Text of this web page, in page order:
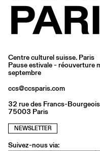
Centre culturel suisse. Paris
Pause estivale - réouverture
septembre
ccs@ccsparis.com
32 rue des Francs-Bourgeois
75003 Paris
NEWSLETTER
Suivez-nous via: